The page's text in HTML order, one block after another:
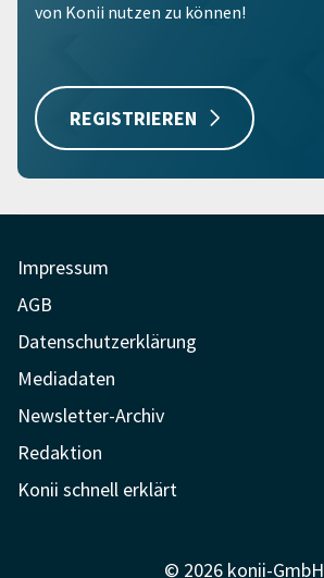
von Konii nutzen zu können!
REGISTRIEREN
Impressum
AGB
Datenschutzerklärung
Mediadaten
Newsletter-Archiv
Redaktion
Konii schnell erklärt
© 2026 konii-GmbH